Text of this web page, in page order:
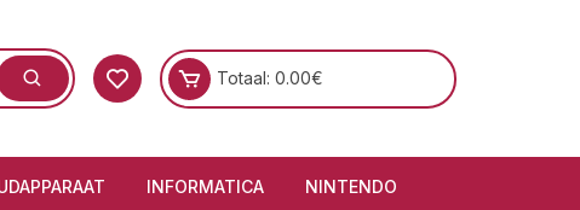
Totaal: 0.00€
INFORMATICA NINTENDO